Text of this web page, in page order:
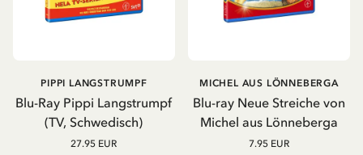
Blu-Ray Pippi Langstrumpf
(TV, Schwedisch)
PIPPI LANGSTRUMPF
27.95 EUR
Blu-ray Neue Streiche von
Michel aus Lönneberga
MICHEL AUS LÖNNEBERGA
7.95 EUR